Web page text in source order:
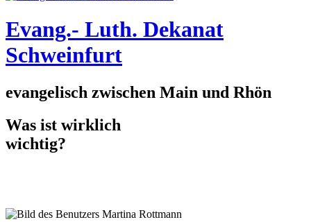
Evang.- Luth. Dekanat
Schweinfurt
evangelisch zwischen Main und Rhön
Was ist wirklich
wichtig?